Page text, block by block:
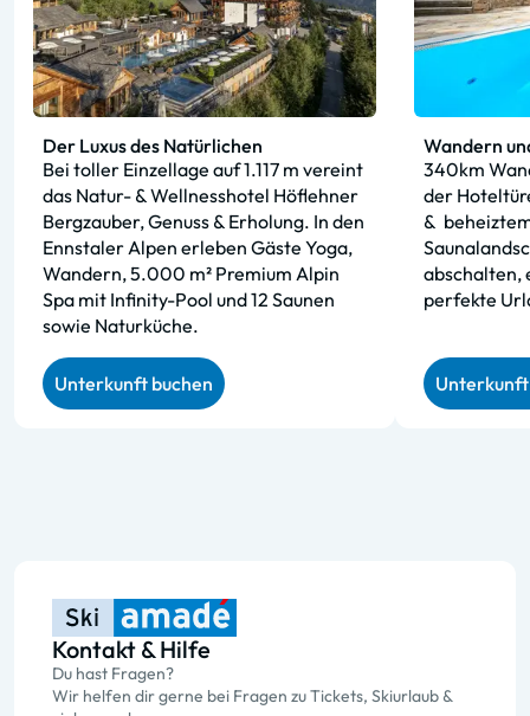
Der Luxus des Natürlichen
Bei toller Einzellage auf 1.117 m vereint
das Natur- & Wellnesshotel Höflehner
Bergzauber, Genuss & Erholung. In den
Ennstaler Alpen erleben Gäste Yoga,
Wandern, 5.000 m² Premium Alpin
Spa mit Infinity-Pool und 12 Saunen
sowie Naturküche.
Unterkunft buchen
Wandern
340km
der
&
abschalten,
perfekte
Kontakt & Hilfe
Du hast Fragen?
Wir helfen dir gerne bei Fragen zu Tickets, Skiurlaub &